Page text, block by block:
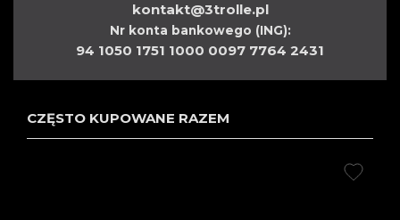
kontakt@3trolle.pl
Nr konta bankowego (ING):
94 1050 1751 1000 0097 7764 2431
CZĘSTO KUPOWANE RAZEM